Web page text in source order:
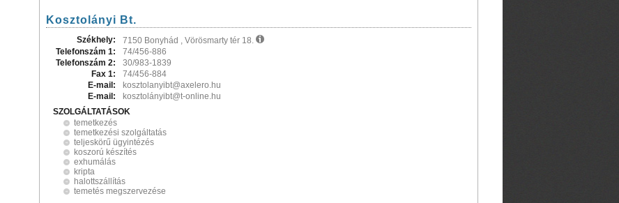
Kosztolányi Bt.
Székhely:
7150 Bonyhád , Vörösmarty tér 18.
Telefonszám 1:
74/456-886
Telefonszám 2:
30/983-1839
Fax 1:
74/456-884
E-mail:
kosztolanyibt@axelero.hu
E-mail:
kosztolányibt@t-online.hu
SZOLGÁLTATÁSOK
temetkezés
temetkezési szolgáltatás
teljeskörű ügyintézés
koszorú készítés
exhumálás
kripta
halottszállítás
temetés megszervezése